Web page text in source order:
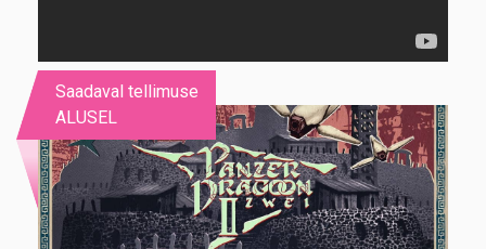
Saadaval tellimuse
ALUSEL